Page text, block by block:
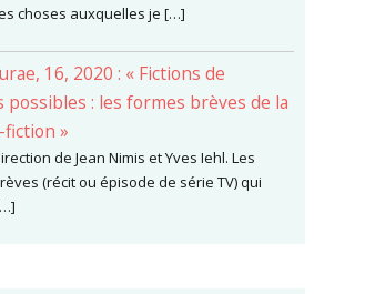
choses auxquelles je […]
16, 2020 : « Fictions de
possibles : les formes brèves de la
fiction »
de Jean Nimis et Yves Iehl. Les
(récit ou épisode de série TV) qui